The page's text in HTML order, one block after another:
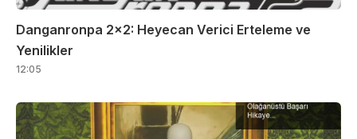
Danganronpa 2×2: Heyecan Verici Erteleme ve
Yenilikler
12:05